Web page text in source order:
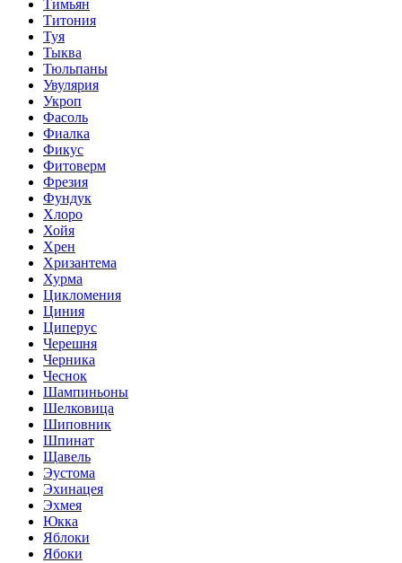
Тимьян
Титония
Туя
Тыква
Тюльпаны
Увулярия
Укроп
Фасоль
Фиалка
Фикус
Фитоверм
Фрезия
Фундук
Хлоро
Хойя
Хрен
Хризантема
Хурма
Цикломения
Циния
Циперус
Черешня
Черника
Чеснок
Шампиньоны
Шелковица
Шиповник
Шпинат
Щавель
Эустома
Эхинацея
Эхмея
Юкка
Яблоки
Ябоки